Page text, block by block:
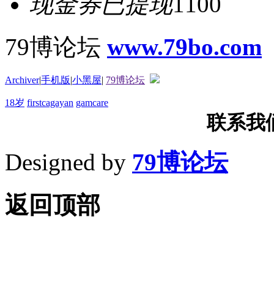
79博论坛 www.79bo.com
Archiver|手机版|小黑屋| 79博论坛
18岁 firstcagayan gamcare
联系我
Designed by 79博论坛
返回顶部